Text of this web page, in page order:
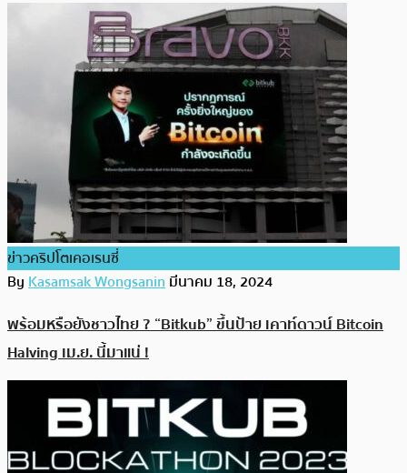
ข่าวคริปโตเคอเรนซี่
ByKasamsak Wongsaninมีนาคม 18, 2024
พร้อมหรือยังชาวไทย ? “Bitkub” ขึ้นป้าย เคาท์ดาวน์ Bitcoin
Halving เม.ย. นี้มาแน่ !